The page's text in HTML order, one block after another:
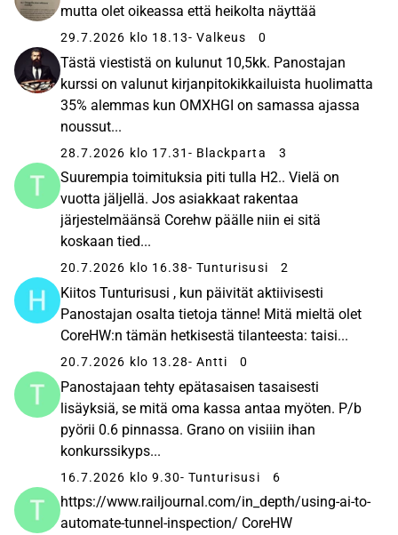
mutta olet oikeassa että heikolta näyttää
29.7.2026 klo 18.13- Valkeus 0
Tästä viestistä on kulunut 10,5kk. Panostajan
kurssi on valunut kirjanpitokikkailuista huolimatta
35% alemmas kun OMXHGI on samassa ajassa
noussut...
28.7.2026 klo 17.31 - Blackparta 3
Suurempia toimituksia piti tulla H2.. Vielä on
vuotta jäljellä. Jos asiakkaat rakentaa
järjestelmäänsä Corehw päälle niin ei sitä
koskaan tied...
20.7.2026 klo 16.38- Tunturisusi 2
Kiitos Tunturisusi , kun päivität aktiivisesti
Panostajan osalta tietoja tänne! Mitä mieltä olet
CoreHW:n tämän hetkisestä tilanteesta: taisi...
20.7.2026 klo 13.28- Antti 0
Panostajaan tehty epätasaisen tasaisesti
lisäyksiä, se mitä oma kassa antaa myöten. P/b
pyörii 0.6 pinnassa. Grano on visiiin ihan
konkurssikyps...
16.7.2026 klo 9.30- Tunturisusi 6
https://www.railjournal.com/in_depth/using-ai-to-
automate-tunnel-inspection/ CoreHW